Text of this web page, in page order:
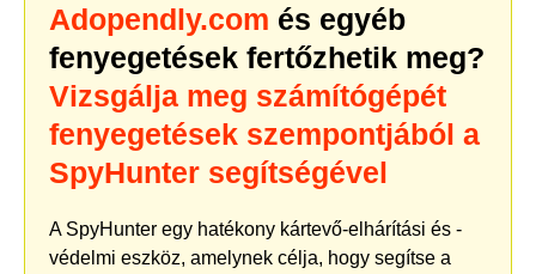
Adopendly.com és egyéb
fenyegetések fertőzhetik meg?
Vizsgálja meg számítógépét
fenyegetések szempontjából a
SpyHunter segítségével
A SpyHunter egy hatékony kártevő-elhárítási és -
védelmi eszköz, amelynek célja, hogy segítse a